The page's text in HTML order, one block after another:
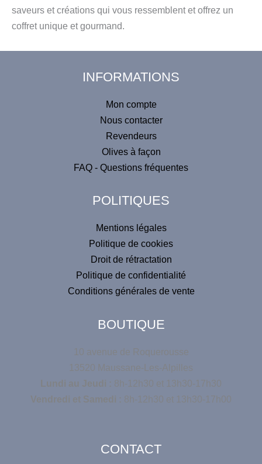
saveurs et créations qui vous ressemblent et offrez un
coffret unique et gourmand.
INFORMATIONS
Mon compte
Nous contacter
Revendeurs
Olives à façon
FAQ - Questions fréquentes
POLITIQUES
Mentions légales
Politique de cookies
Droit de rétractation
Politique de confidentialité
Conditions générales de vente
BOUTIQUE
10 avenue de Roquerousse
13520 Maussane-Les-Alpilles
Lundi au Jeudi : 8h-12h30 et 13h30-17h30
Vendredi et Samedi : 8h-12h30 et 13h30-17h00
CONTACT